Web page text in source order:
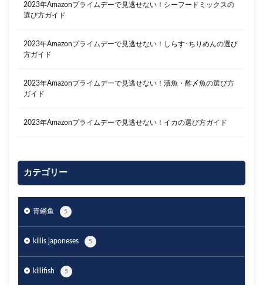
2023年Amazonプライムデーで見逃せない！シーフードミックスの
選び方ガイド
2023年Amazonプライムデーで見逃せない！しらす･ちりめんの選び
方ガイド
2023年Amazonプライムデーで見逃せない！漬魚・酢〆魚の選び方
ガイド
2023年Amazonプライムデーで見逃せない！イカの選び方ガイド
カテゴリー
青鳉鱼 5
killis japoneses 5
killifish 5